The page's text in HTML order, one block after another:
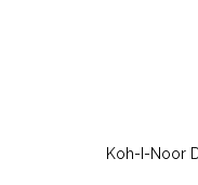
Koh-I-Noor